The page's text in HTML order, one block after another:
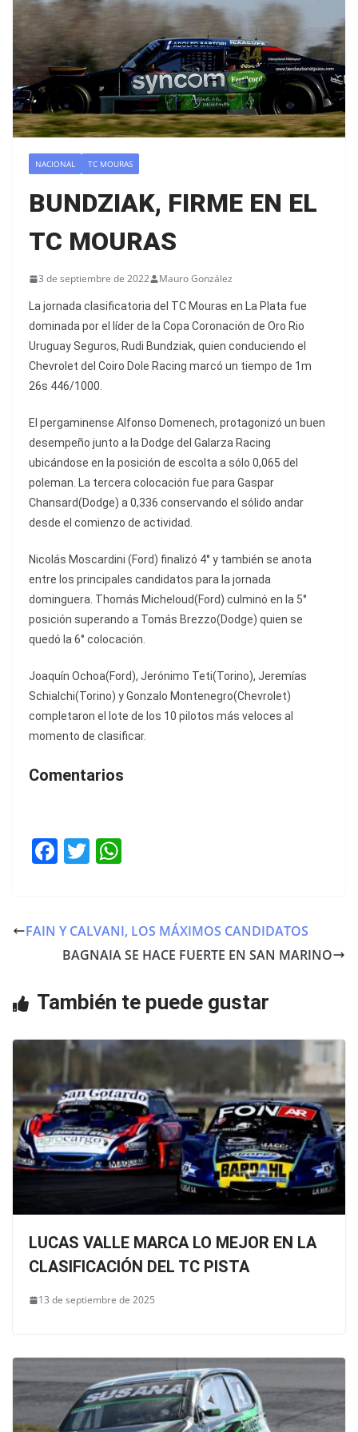
NACIONAL TC MOURAS
BUNDZIAK, FIRME EN EL
TC MOURAS
3 de septiembre de 2022 Mauro González
La jornada clasificatoria del TC Mouras en La Plata fue
dominada por el líder de la Copa Coronación de Oro Rio
Uruguay Seguros, Rudi Bundziak, quien conduciendo el
Chevrolet del Coiro Dole Racing marcó un tiempo de 1m
26s 446/1000.
El pergaminense Alfonso Domenech, protagonizó un buen
desempeño junto a la Dodge del Galarza Racing
ubicándose en la posición de escolta a sólo 0,065 del
poleman. La tercera colocación fue para Gaspar
Chansard(Dodge) a 0,336 conservando el sólido andar
desde el comienzo de actividad.
Nicolás Moscardini (Ford) finalizó 4° y también se anota
entre los principales candidatos para la jornada
dominguera. Thomás Micheloud(Ford) culminó en la 5°
posición superando a Tomás Brezzo(Dodge) quien se
quedó la 6° colocación.
Joaquín Ochoa(Ford), Jerónimo Teti(Torino), Jeremías
Schialchi(Torino) y Gonzalo Montenegro(Chevrolet)
completaron el lote de los 10 pilotos más veloces al
momento de clasificar.
Comentarios
F
e
b
o
T
er s
A
p
FAIN Y CALVANI, LOS MÁXIMOS CANDIDATOS
BAGNAIA SE HACE FUERTE EN SAN MARINO
También te puede gustar
LUCAS VALLE MARCA LO MEJOR EN LA
CLASIFICACIÓN DEL TC PISTA
13 de septiembre de 2025